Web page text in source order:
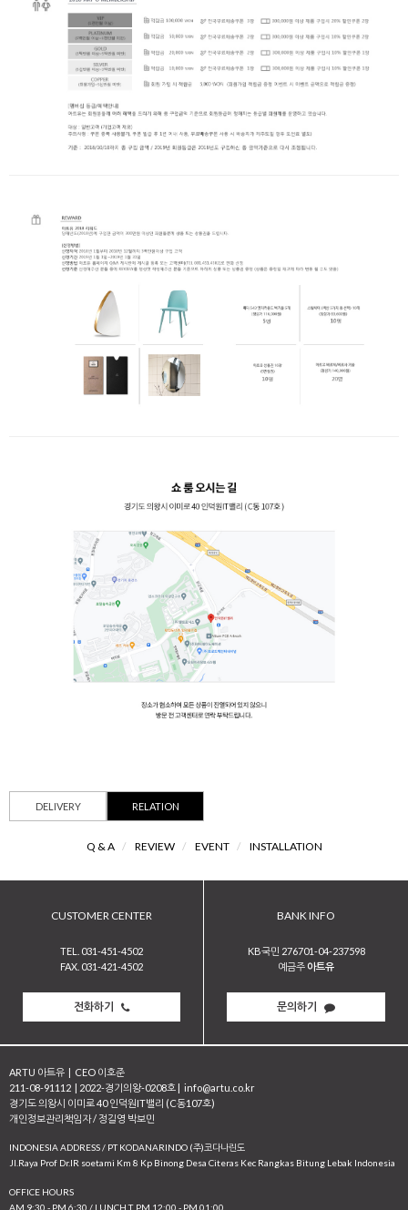
DELIVERY RELATION
Q & A / REVIEW / EVENT / INSTALLATION
CUSTOMER CENTER
TEL. 031-451-4502
FAX. 031-421-4502
전화하기
BANK INFO
KB국민 276701-04-237598
예금주 아트유
문의하기
ARTU 아트유 | CEO 이호준
211-08-91112 | 2022-경기의왕-0208호 | info@artu.co.kr
경기도 의왕시 이미로 40 인덕원IT밸리 (C동107호)
개인정보관리책임자 / 정길영 박보민
INDONESIA ADDRESS / PT KODANARINDO (주)코다나린도
JI.Raya Prof Dr.IR soetami Km 8 Kp Binong Desa Citeras Kec Rangkas Bitung Lebak Indonesia
OFFICE HOURS
AM 9:30 - PM 6:30 / LUNCH T. PM 12:00 - PM 01:00